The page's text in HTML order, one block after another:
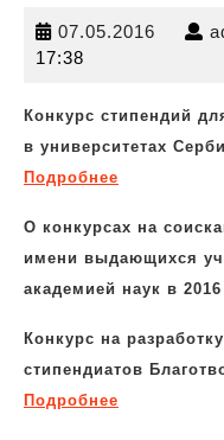
07.05.2016
17:38
Конкурс стипендий
в университетах
Подробнее
О конкурсах на
имени выдающихся
академией наук в 2016
Кон курс на
стипендиатов
Подробнее